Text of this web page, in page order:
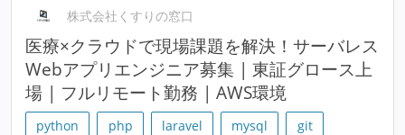
株式会社くすりの窓口
医療×クラウドで現場課題を解決！サーバレス
Webアプリエンジニア募集 | 東証グロース上
場 | フルリモート勤務 | AWS環境
python php laravel mysql
git